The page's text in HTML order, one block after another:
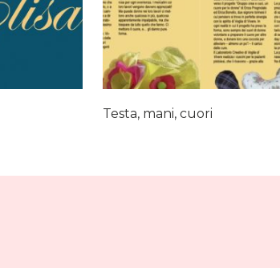
Testa, mani, cuori